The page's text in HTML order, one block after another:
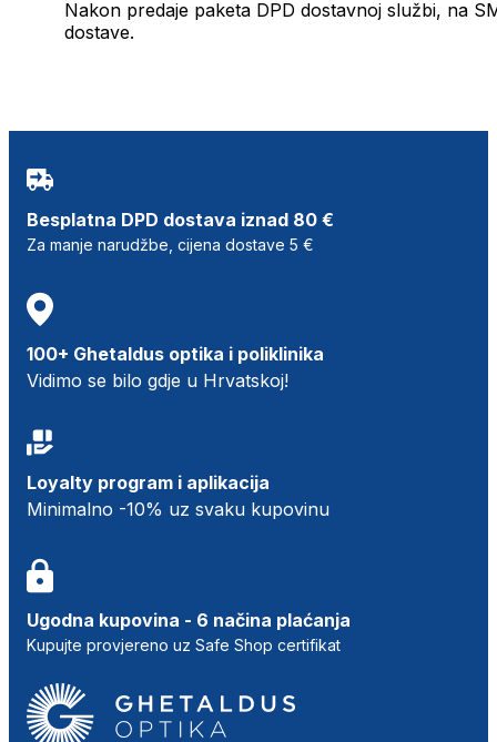
Nakon predaje paketa DPD dostavnoj službi, na
dostave.
Besplatna DPD dostava iznad 80 €
Za manje narudžbe, cijena dostave 5 €
100+ Ghetaldus optika i poliklinika
Vidimo se bilo gdje u Hrvatskoj!
Loyalty program i aplikacija
Minimalno -10% uz svaku kupovinu
Ugodna kupovina - 6 načina plaćanja
Kupujte provjereno uz Safe Shop certifikat